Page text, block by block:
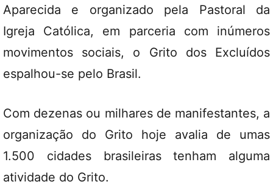
Aparecida e organizado pela Pastoral da
Igreja Católica, em parceria com inúmeros
movimentos sociais, o Grito dos Excluídos
espalhou-se pelo Brasil.
Com dezenas ou milhares de manifestantes, a
organização do Grito hoje avalia de umas
1.500 cidades brasileiras tenham alguma
atividade do Grito.